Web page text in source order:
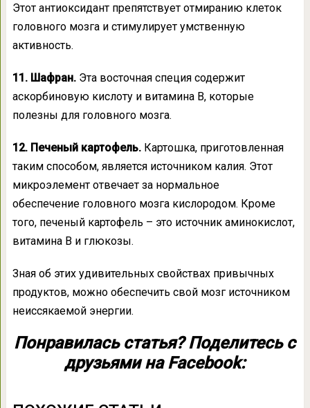
Этот антиоксидант препятствует отмиранию клеток
головного мозга и стимулирует умственную
активность.
11. Шафран.Эта восточная специя содержит
аскорбиновую кислоту и витамина В, которые
полезны для головного мозга.
12. Печеный картофель.Картошка, приготовленная
таким способом, является источником калия. Этот
микроэлемент отвечает за нормальное
обеспечение головного мозга кислородом. Кроме
того, печеный картофель – это источник аминокислот,
витамина В и глюкозы.
Зная об этих удивительных свойствах привычных
продуктов, можно обеспечить свой мозг источником
неиссякаемой энергии.
Понравилась статья? Поделитесь с
друзьями на Facebook: